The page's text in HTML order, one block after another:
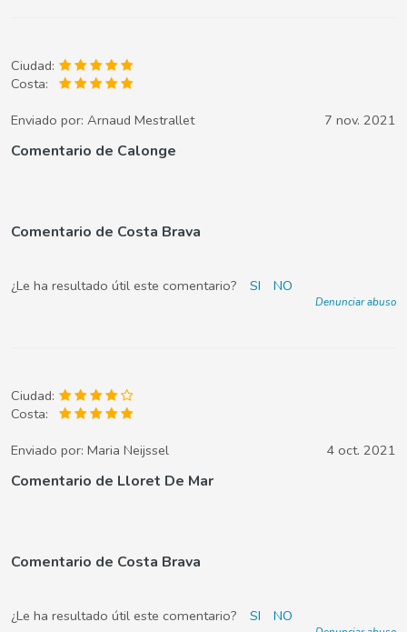
Ciudad:
Costa:
Enviado por: Arnaud Mestrallet 7 nov. 2021
Comentario de Calonge
Comentario de Costa Brava
¿Le ha resultado útil este comentario? SI NO
Denunciar abuso
Ciudad:
Costa:
Enviado por: Maria Neijssel 4 oct. 2021
Comentario de Lloret De Mar
Comentario de Costa Brava
¿Le ha resultado útil este comentario? SI NO